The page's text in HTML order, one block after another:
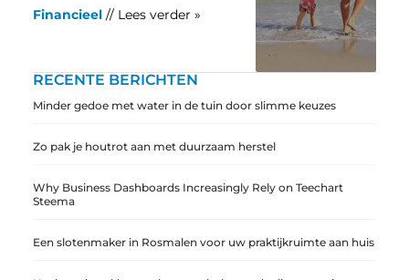
RECENTE BERICHTEN
Minder gedoe met water in de tuin door slimme keuzes
Zo pak je houtrot aan met duurzaam herstel
Why Business Dashboards Increasingly Rely on Teechart
Steema
Een slotenmaker in Rosmalen voor uw praktijkruimte aan huis
Financieel // Lees verder »